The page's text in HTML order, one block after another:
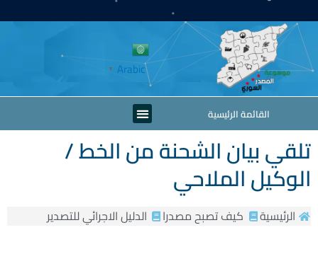
إلى
المحتوى
Arabic
▼
القائمة الرئيسية Menu
تلقي بيان الشحنة من الخط /
الوكيل الملاحي
الرئيسية كيف تصبح مصدرا الدليل الاجرائي للتصدير